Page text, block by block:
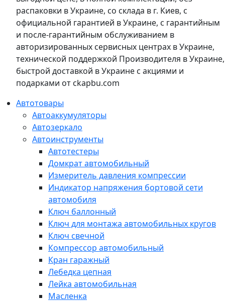
распаковки в Украине, со склада в г. Киев, с
официальной гарантией в Украине, с гарантийным
и после-гарантийным обслуживанием в
авторизированных сервисных центрах в Украине,
технической поддержкой Производителя в Украине,
быстрой доставкой в Украине с акциями и
подарками от ckapbu.com
Автотовары
Автоаккумуляторы
Автозеркало
Автоинструменты
Автотестеры
Домкрат автомобильный
Измеритель давления компрессии
Индикатор напряжения бортовой сети
автомобиля
Ключ баллонный
Ключ для монтажа автомобильных кругов
Ключ свечной
Компрессор автомобильный
Кран гаражный
Лебедка цепная
Лейка автомобильная
Масленка